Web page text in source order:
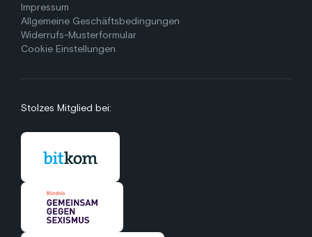
Impressum
Allgemeine Geschäftsbedingungen
Widerrufs-Musterformular
Cookie Einstellungen
Stolzes Mitglied bei: